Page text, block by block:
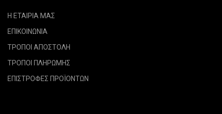
Η ΕΤΑΙΡΙΑ ΜΑΣ
ΕΠΙΚΟΙΝΩΝΙΑ
ΤΡΟΠΟΙ ΑΠΟΣΤΟΛΗ
ΤΡΟΠΟΙ ΠΛΗΡΩΜΗΣ
ΕΠΙΣΤΡΟΦΕΣ ΠΡΟΪΟΝΤΩΝ